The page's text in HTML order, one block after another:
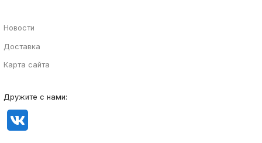
Новости
Доставка
Карта сайта
Дружите с нами: